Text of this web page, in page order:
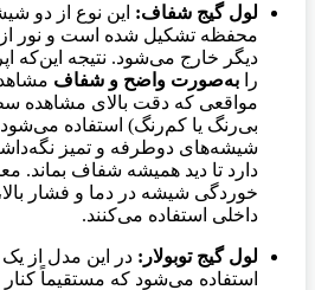
لول گیج شفاف: این نوع از دو
محفظه تشکیل شده است و نور
دیگر خارج می‌شود. نتیجه این‌که
را به‌صورت واضح و شفاف
مواقعی که دقت بالای مشاهده
بی‌رنگ یا کم‌رنگ) استفاده
شیشه‌های دوطرفه و تمیز
دارد تا دید همیشه شفاف بماند.
خوردگی شیشه در دما و فشار بالا،
داخلی استفاده می‌کنند.
لول گیج توبولار: در این مدل از
استفاده می‌شود که مستقیماً